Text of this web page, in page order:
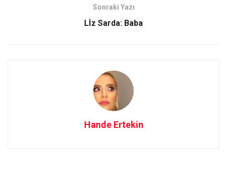
Sonraki Yazı
Lİz Sarda: Baba
Hande Ertekin